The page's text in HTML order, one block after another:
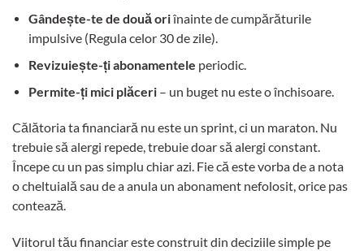
Gândește-te de două oriînainte de cumpărăturile
impulsive (Regula celor 30 de zile).
Revizuiește-ți abonamentele periodic.
Permite-ți mici plăceri – un buget nu este o închisoare.
Călătoria ta financiară nu este un sprint, ci un maraton. Nu
trebuie să alergi repede, trebuie doar să alergi constant.
Începe cu un pas simplu chiar azi. Fie că este vorba de a nota
o cheltuială sau de a anula un abonament nefolosit, orice pas
contează.
Viitorul tău financiar este construit din deciziile simple pe